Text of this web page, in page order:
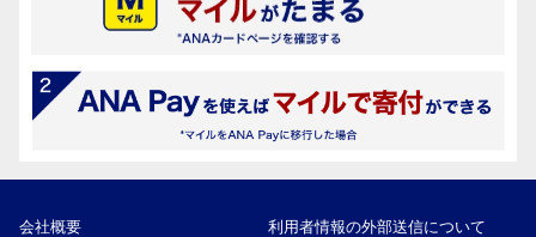
会社概要 利用者情報の外部送信について